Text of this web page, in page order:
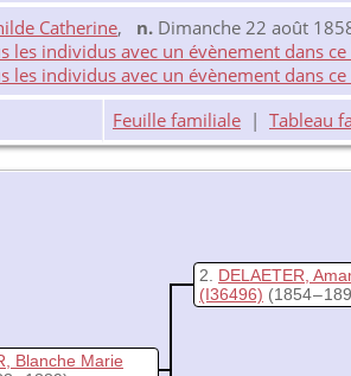
Catherine, n. Dimanche 22 août
Feuille familiale | Tableau
Blanche Marie
2
DELAETER,
(I36496) (1854 –